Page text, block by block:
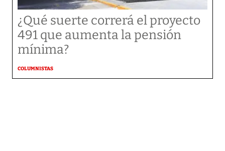
¿Qué suerte correrá el proyecto
491 que aumenta la pensión
mínima?
COLUMNISTAS